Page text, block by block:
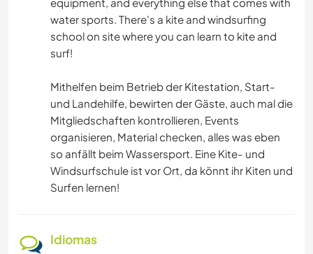
water sports. There's a kite and windsurfing
school on site where you can learn to kite and
surf!
Mithelfen beim Betrieb der Kitestation, Start-
und Landehilfe, bewirten der Gäste, auch mal die
Mitgliedschaften kontrollieren, Events
organisieren, Material checken, alles was eben
so anfällt beim Wassersport. Eine Kite- und
Windsurfschule ist vor Ort, da könnt ihr Kiten und
Surfen lernen!
Idiomas